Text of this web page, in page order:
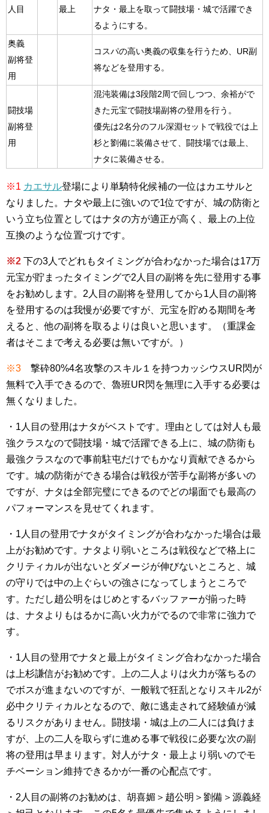
人目
最上
ナタ・最上を取って闘技場・城で活躍でき
るようにする。
奥義
副将登
用
コスパの高い奥義の収集を行うため、UR副
将などを登用する。
闘技場
副将登
用
混沌装備は3段階2周で回しつつ、余裕がで
きた元宝で闘技場副将の登用を行う。
優先は2名分のフル深淵セットで戦役では上
杉と劉備に装備させて、闘技場では最上、
ナタに装備させる。
※1 カエサル登場により単騎特化候補の一位はカエサルと
なりました。ナタや最上に強いので1位ですが、城の防衛と
いう立ち位置としてはナタの方が適正が高く、最上の上位
互換のような位置づけです。
※2 下の3人でどれもタイミングが合わなかった場合は17万
元宝が貯まったタイミングで2人目の副将を先に登用する事
をお勧めします。2人目の副将を登用してから1人目の副将
を登用するのは我慢が必要ですが、元宝を貯める期間を考
えると、他の副将を取るよりは良いと思います。（重課金
者はそこまで考える必要は無いですが。）
※3 撃砕80%4名攻撃のスキル１を持つカッシウスUR閃が
無料で入手できるので、魯班UR閃を無理に入手する必要は
無くなりました。
・1人目の登用はナタがベストです。理由としては対人も最
強クラスなので闘技場・城で活躍できる上に、城の防衛も
最強クラスなので事前駐屯だけでもかなり貢献できるから
です。城の防衛ができる場合は戦役が苦手な副将が多いの
ですが、ナタは全部完璧にできるのでどの場面でも最高の
パフォーマンスを見せてくれます。
・1人目の登用でナタがタイミングが合わなかった場合は最
上がお勧めです。ナタより弱いところは戦役などで格上に
クリティカルが出ないとダメージが伸びないところと、城
の守りでは中の上ぐらいの強さになってしまうところで
す。ただし趙公明をはじめとするバッファーが揃った時
は、ナタよりもはるかに高い火力がでるので非常に強力で
す。
・1人目の登用でナタと最上がタイミング合わなかった場合
は上杉謙信がお勧めです。上の二人よりは火力が落ちるの
でボスが進まないのですが、一般戦で狂乱となりスキル2が
必中クリティカルとなるので、敵に逃走されて経験値が減
るリスクがありません。闘技場・城は上の二人には負けま
すが、上の二人を取らずに進める事で戦役に必要な次の副
将の登用は早まります。対人がナタ・最上より弱いのでモ
チベーション維持できるかが一番の心配点です。
・2人目の副将のお勧めは、胡喜媚＞趙公明＞劉備＞源義経